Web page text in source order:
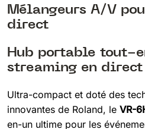
Mélangeurs A/V
direct
Hub portable tout-
streaming en
Ultra-compact et doté des
innovantes de Roland, le VR-
en-un ultime pour les